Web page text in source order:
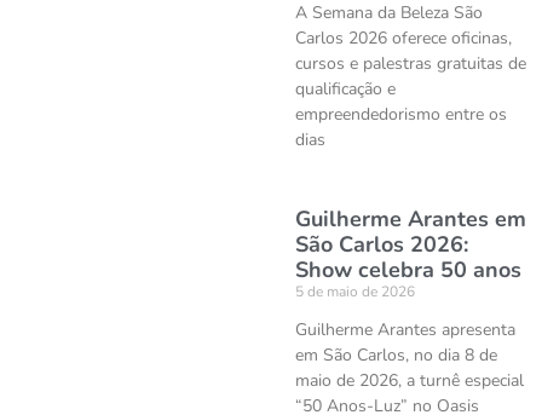
A Semana da Beleza São
Carlos 2026 oferece oficinas,
cursos e palestras gratuitas de
qualificação e
empreendedorismo entre os
dias
Guilherme Arantes em
São Carlos 2026:
Show celebra 50 anos
5 de maio de 2026
Guilherme Arantes apresenta
em São Carlos, no dia 8 de
maio de 2026, a turnê especial
“50 Anos-Luz” no Oasis